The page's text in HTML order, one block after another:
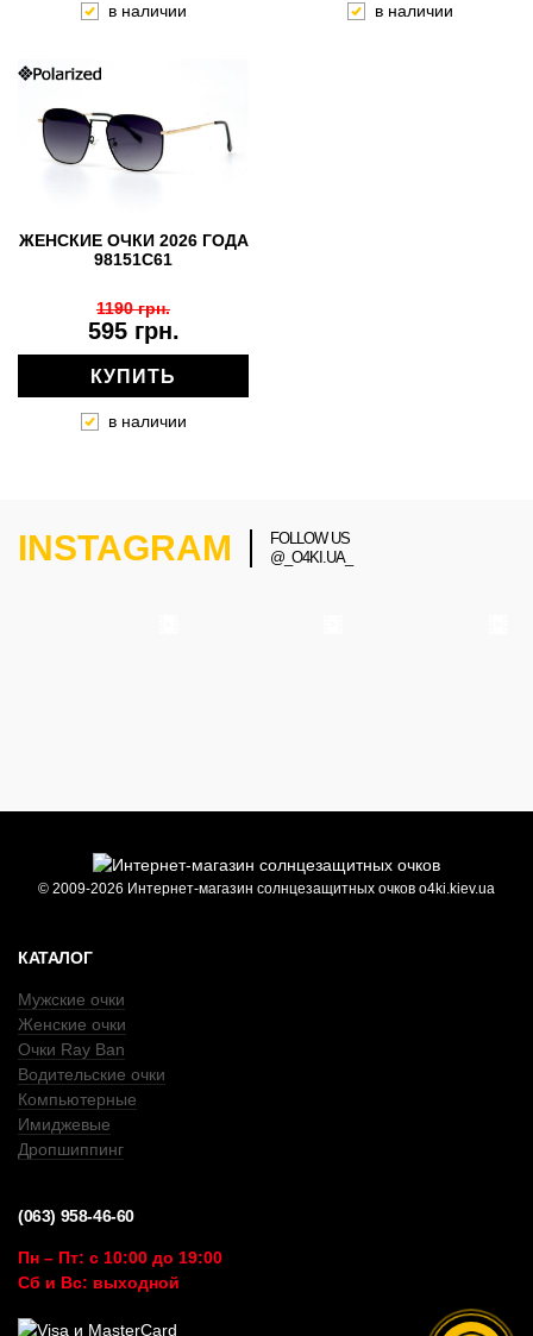
в наличии в наличии
ЖЕНСКИЕ ОЧКИ 2026 ГОДА
98151C61
595 грн.
1190 грн.
КУПИТЬ
в наличии
INSTAGRAM
FOLLOW US
@_O4KI.UA_
© 2009-2026 Интернет-магазин солнцезащитных очков o4ki.kiev.ua
КАТАЛОГ
Мужские очки
Женские очки
Очки Ray Ban
Водительские очки
Компьютерные
Имиджевые
Дропшиппинг
(063) 958-46-60
Пн – Пт: с 10:00 до 19:00
Сб и Вс: выходной